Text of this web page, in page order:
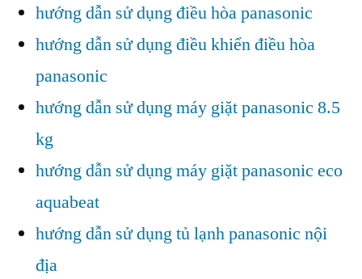
hướng dẫn sử dụng điều hòa panasonic
hướng dẫn sử dụng điều khiển điều hòa
panasonic
hướng dẫn sử dụng máy giặt panasonic 8.5
kg
hướng dẫn sử dụng máy giặt panasonic eco
aquabeat
hướng dẫn sử dụng tủ lạnh panasonic nội
địa